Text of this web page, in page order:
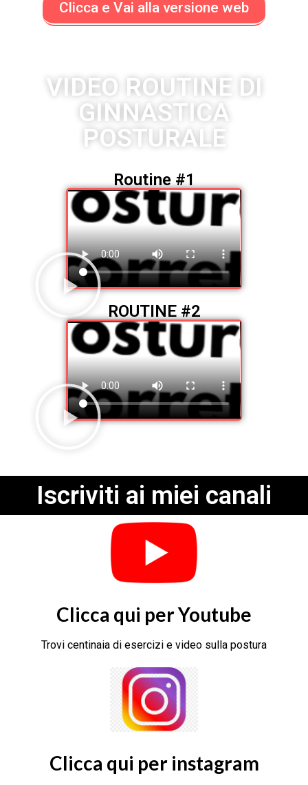
Clicca e Vai alla versione web
VIDEO ROUTINE DI
GINNASTICA
POSTURALE
Routine #1
ROUTINE #2
Iscriviti ai miei canali
Clicca qui per Youtube
Trovi centinaia di esercizi e video sulla postura
Clicca qui per instagram